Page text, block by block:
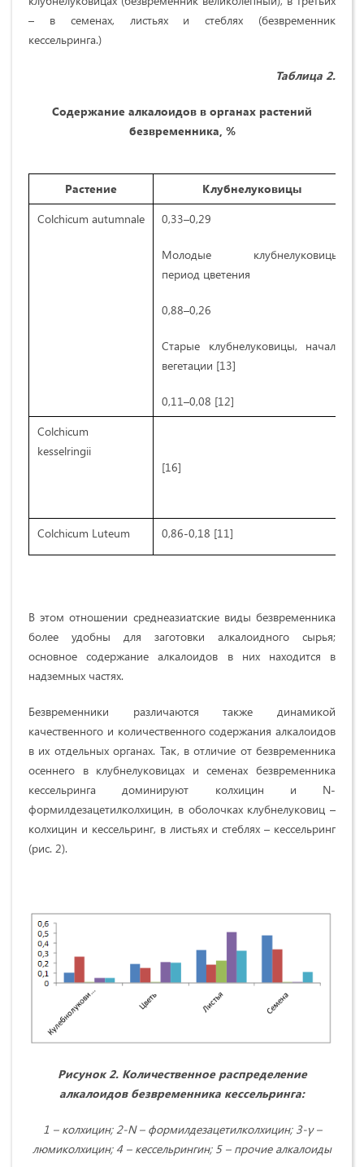
– в семенах, листьях и стеблях (безвременник
кессельринга.)
Таблица 2.
Содержание алкалоидов в органах растений
безвременника, %
Растение
Клубнелуковицы
Colchicum autumnale
0,33–0,29
Молодые клубнелуковицы,
период цветения
0,88–0,26
Старые клубнелуковицы, начало
вегетации [13]
0,11–0,08 [12]
Colchicum
kesselringii
[16]
Colchicum Luteum 0,86-0,18 [11]
В этом отношении среднеазиатские виды безвременника
более удобны для заготовки алкалоидного сырья;
основное содержание алкалоидов в них находится в
надземных частях.
Безвременники различаются также динамикой
качественного и количественного содержания алкалоидов
в их отдельных органах. Так, в отличие от безвременника
осеннего в клубнелуковицах и семенах безвременника
кессельринга доминируют колхицин и N-
формилдезацетилколхицин, в оболочках клубнелуковиц –
колхицин и кессельринг, в листьях и стеблях – кессельринг
(рис. 2).
Рисунок 2. Количественное распределение
алкалоидов безвременника кессельринга:
1 – колхицин; 2-N – формилдезацетилколхицин; 3-γ –
люмиколхицин; 4 – кессельрингин; 5 – прочие алкалоиды